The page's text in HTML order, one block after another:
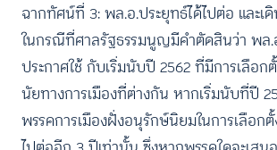
ฉากทัศน์ที่ 3: พล.อ.ประยุทธ์ได้ไปต่อ และเ
ในกรณีที่ศาลรัฐธรรมนูญมีคำตัดสินว่า พล.
ประกาศใช้ กับเริ่มนับปี 2562 ที่มีการเลือ
นัยทางการเมืองที่ต่างกัน หากเริ่มนับที่ปี
พรรคการเมืองฝั่งอนุรักษ์นิยมในการเลือก